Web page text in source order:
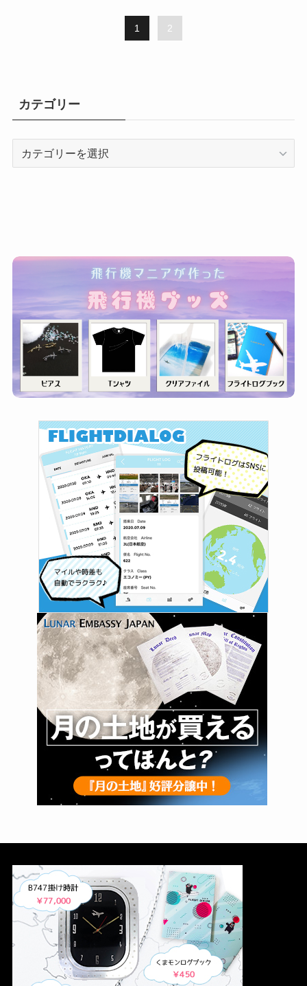
1 2
カテゴリー